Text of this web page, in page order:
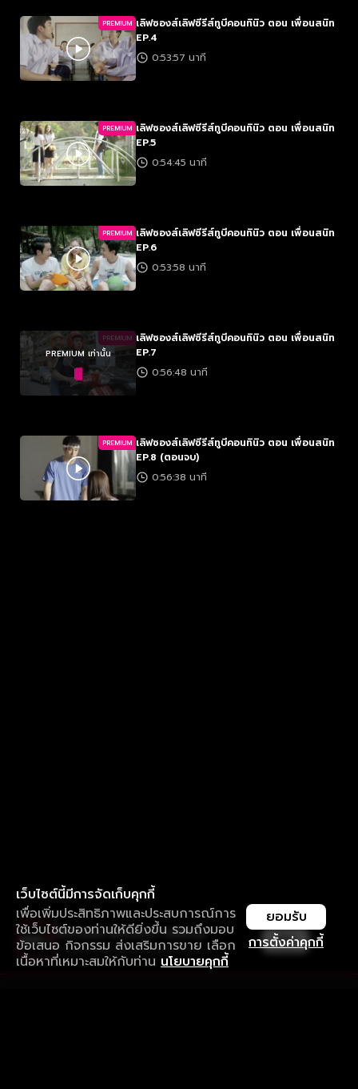
PREMIUM เลิฟซองส์เลิฟซีรีส์ทูบีคอนทินิว ตอน เพื่อนสนิท
EP.4
0:53:57 นาที
PREMIUM เลิฟซองส์เลิฟซีรีส์ทูบีคอนทินิว ตอน เพื่อนสนิท
EP.5
0:54:45 นาที
PREMIUM เลิฟซองส์เลิฟซีรีส์ทูบีคอนทินิว ตอน เพื่อนสนิท
EP.6
0:53:58 นาที
PREMIUM
PREMIUM เท่านั้น
เลิฟซองส์เลิฟซีรีส์ทูบีคอนทินิว ตอน เพื่อนสนิท
EP.7
0:56:48 นาที
PREMIUM เลิฟซองส์เลิฟซีรีส์ทูบีคอนทินิว ตอน เพื่อนสนิท
EP.8 (ตอนจบ)
0:56:38 นาที
เว็บไซต์นี้มีการจัดเก็บคุกกี้
เพื่อเพิ่มประสิทธิภาพและประสบการณ์การ
ใช้เว็บไซต์ของท่านให้ดียิ่งขึ้น รวมถึงมอบ
ข้อเสนอ กิจกรรม ส่งเสริมการขาย เลือก
เนื้อหาที่เหมาะสมให้กับท่าน นโยบายคุกกี้
การตั้งค่าคุกกี้
ยอมรับ
ใช้งานแอป ลื่นไหลกว่า ไม่มีสะดุด
ดาวน์โหลดแอปเพื่อการรับชมที่ดีกว่า เปิด